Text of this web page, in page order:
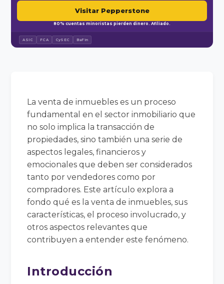
Visitar Pepperstone
80% cuentas minoristas pierden dinero. Afiliado.
ASIC FCA CySEC BaFin
La venta de inmuebles es un proceso
fundamental en el sector inmobiliario que
no solo implica la transacción de
propiedades, sino también una serie de
aspectos legales, financieros y
emocionales que deben ser considerados
tanto por vendedores como por
compradores. Este artículo explora a
fondo qué es la venta de inmuebles, sus
características, el proceso involucrado, y
otros aspectos relevantes que
contribuyen a entender este fenómeno.
Introducción